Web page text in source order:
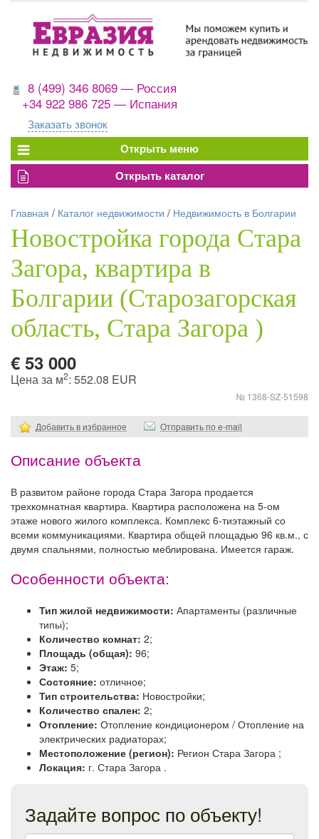
8 (499) 346 8069 — Россия
+34 922 986 725 — Испания
Заказать звонок
Главная / Каталог недвижимости / Недвижимость в Болгарии
Новостройка города Стара
Загора, квартира в
Болгарии (Старозагорская
область, Стара Загора )
€ 53 000
Цена за м2: 552.08 EUR
№ 1368-SZ-51598
Добавить в избранное Отправить по e-mail
Описание объекта
В развитом районе города Стара Загора продается
трехкомнатная квартира. Квартира расположена на 5-ом
этаже нового жилого комплекса. Комплекс 6-тиэтажный со
всеми коммуникациями. Квартира общей площадью 96 кв.м., с
двумя спальнями, полностью меблирована. Имеется гараж.
Особенности объекта:
Тип жилой недвижимости: Апартаменты (различные
типы);
Количество комнат: 2;
Площадь (общая): 96;
Этаж: 5;
Состояние: отличное;
Тип строительства: Новостройки;
Количество спален: 2;
Отопление: Отопление кондиционером / Отопление на
электрических радиаторах;
Местоположение (регион): Регион Стара Загора ;
Локация: г. Стара Загора .
Задайте вопрос по объекту!